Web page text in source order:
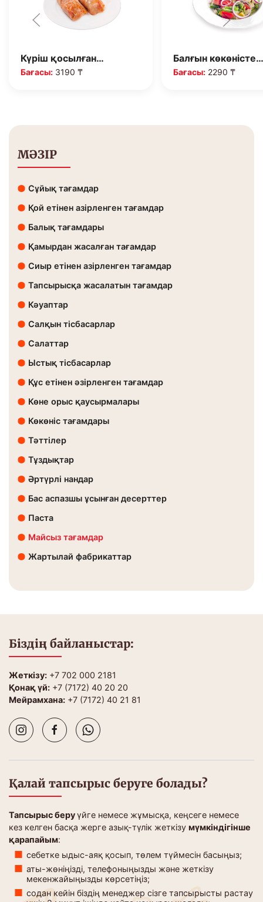
Күріш қосылған…
Бағасы: 3190 ₸
Балғын көкөністе…
Бағасы:2290 ₸
МӘЗІР
Сұйық тағамдар
Қой етінен азірленген тағамдар
Балық тағамдары
Қамырдан жасалған тағамдар
Сиыр етінен азірленген тағамдар
Тапсырысқа жасалатын тағамдар
Кәуаптар
Салқын тісбасарлар
Салаттар
Ыстық тісбасарлар
Құс етінен әзірленген тағамдар
Көне орыс қаусырмалары
Көкөніс тағамдары
Тәттілер
Тұздықтар
Әртүрлі нандар
Бас аспазшы ұсынған десерттер
Паста
Майсыз тағамдар
Жартылай фабрикаттар
Біздің байланыстар:
Жеткізу: +7 702 000 2181
Қонақ үй: +7 (7172) 40 20 20
Мейрамхана: +7 (7172) 40 21 81
Қалай тапсырыс беруге болады?
Тапсырыс беруүйге немесе жұмысқа, кеңсеге немесе
кез келген басқа жерге азық-түлік жеткізу мүмкіндігінше
қарапайым:
себетке ыдыс-аяқ қосып, төлем түймесін басыңыз;
аты-жөніңізді, телефоныңызды және жеткізу
мекенжайыңызды көрсетіңіз;
содан кейін біздің менеджер сізге тапсырысты растау